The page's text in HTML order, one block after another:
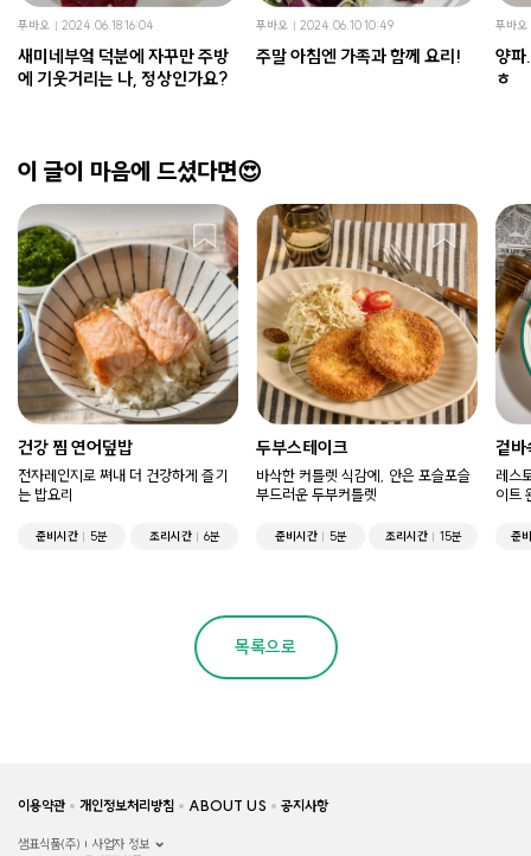
푸바오 2024.06.18 16:04
새미네부엌 덕분에 자꾸만 주방
에 기웃거리는 나, 정상인가요?
푸바오 2024.06.10 10:49
주말 아침엔 가족과 함께 요리!
푸바오
양파
ㅎ
이 글이 마음에 드셨다면😍
건강 찜 연어덮밥
전자레인지로 쪄내 더 건강하게 즐기
는 밥요리
준비시간 5분 조리시간 6분
두부스테이크
바삭한 커틀렛 식감에, 안은 포슬포슬
부드러운 두부커틀렛
준비시간 5분 조리시간 15분
겉바
레스
이트
준
목록으로
이용약관 개인정보처리방침 ABOUT US 공지사항
샘표식품(주)
사업자 정보